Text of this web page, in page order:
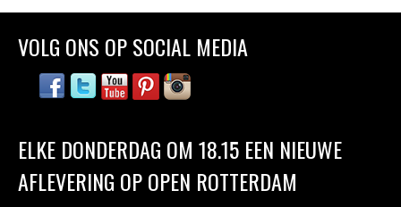
VOLG ONS OP SOCIAL MEDIA
ELKE DONDERDAG OM 18.15 EEN NIEUWE
AFLEVERING OP OPEN ROTTERDAM